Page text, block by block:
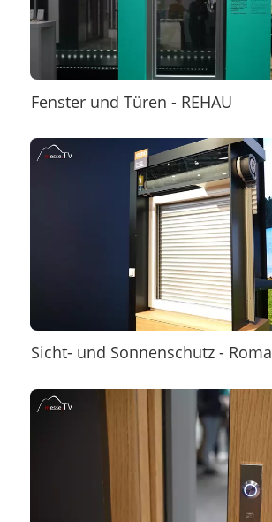
Fenster und Türen - REHAU
Sicht- und Sonnenschutz - Roma